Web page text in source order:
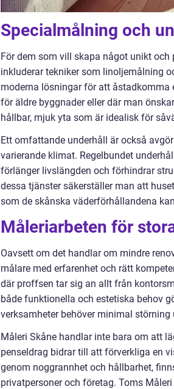
Specialmålning och
För dem som vill skapa något unikt
inkluderar tekniker som linoljemålning
moderna lösningar för att
för äldre byggnader eller där man
hållbar, mjuk yta som är idealisk för
Ett omfattande underhåll är också
varierande klimat. Regelbundet
förlänger livslängden och förhindrar
dessa tjänster säkerställer man att
som de skånska väderförhållandena
Måleriarbeten för
Oavsett om det handlar om mindre
målare med erfarenhet och rätt
där proffsen tar sig an allt från
både funktionella och estetiska behov
verksamheter behöver minimal störning
Måleri Skåne handlar inte bara om att
penseldrag bidrar till att förverkliga en
genom noggrannhet och hållbarhet,
privatpersoner och företag. Toms